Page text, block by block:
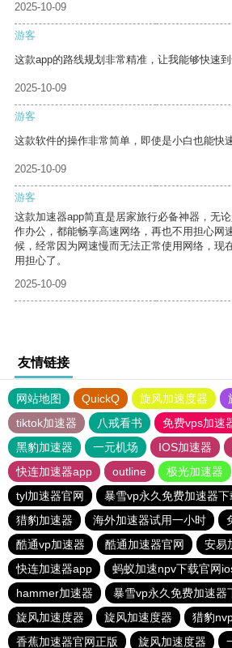
2025-10-09
游客
这款app的路线规划非常精准，让我能够快速到
2025-10-09
游客
这款软件的操作非常简单，即使是小白也能快
2025-10-09
游客
这款加速器app简直是居家旅行必备神器，无
作办公，都能畅享高速网络，再也不用担心网
候，经常因为网速慢而无法正常使用网络，现
用担心了。
2025-10-09
友情链接
网站地图 QuickQ 旋风加速度器
tiktok加速器
八戒看书
免费vps加速
黑豹加速器
一元机场 IOS加速器
快连加速器app
outline 极光加速器
tyl加速器官网
暴雪vp永久免费加速器下
猎豹加速器
海外加速器试用一小时
酷通vp加速器
酷通加速器官网
安易
快连加速器app
蚂蚁加速npv下载官网
hammer加速器
暴雪vp永久免费加速器
旋风加速度器
旋风加速度器
猎豹
香蕉加速器官网正版
旋风加速度器